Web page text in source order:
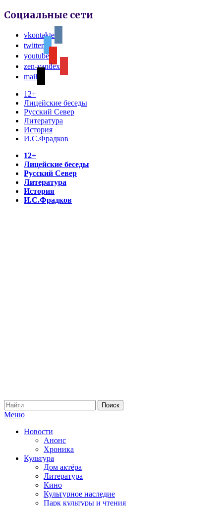
Социальные сети
vkontakte
twitter
youtube
zen-yandex
mail
12+
Лицейские беседы
Русский Север
Литература
История
И.С.Фрадков
12+
Лицейские беседы
Русский Север
Литература
История
И.С.Фрадков
Меню
Новости
Анонс
Хроника
Культура
Дом актёра
Литература
Кино
Культурное наследие
Парк культуры и чтения